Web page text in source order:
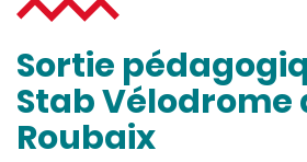
Sortie
Stab Vélodrome
Roubaix